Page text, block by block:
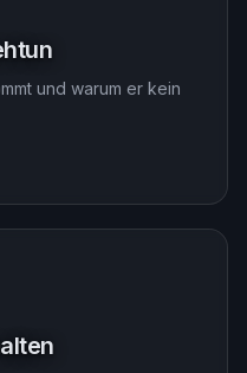
und warum er kein